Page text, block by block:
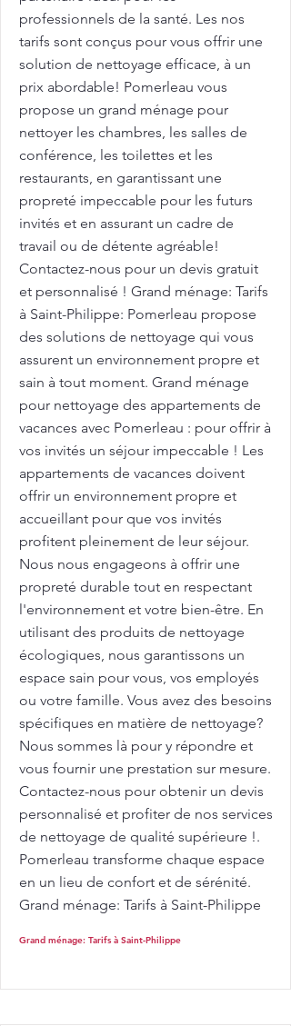
professionnels de la santé. Les nos
tarifs sont conçus pour vous offrir une
solution de nettoyage efficace, à un
prix abordable! Pomerleau vous
propose un grand ménage pour
nettoyer les chambres, les salles de
conférence, les toilettes et les
restaurants, en garantissant une
propreté impeccable pour les futurs
invités et en assurant un cadre de
travail ou de détente agréable!
Contactez-nous pour un devis gratuit
et personnalisé ! Grand ménage: Tarifs
à Saint-Philippe: Pomerleau propose
des solutions de nettoyage qui vous
assurent un environnement propre et
sain à tout moment. Grand ménage
pour nettoyage des appartements de
vacances avec Pomerleau : pour offrir à
vos invités un séjour impeccable ! Les
appartements de vacances doivent
offrir un environnement propre et
accueillant pour que vos invités
profitent pleinement de leur séjour.
Nous nous engageons à offrir une
propreté durable tout en respectant
l'environnement et votre bien-être. En
utilisant des produits de nettoyage
écologiques, nous garantissons un
espace sain pour vous, vos employés
ou votre famille. Vous avez des besoins
spécifiques en matière de nettoyage?
Nous sommes là pour y répondre et
vous fournir une prestation sur mesure.
Contactez-nous pour obtenir un devis
personnalisé et profiter de nos services
de nettoyage de qualité supérieure !.
Pomerleau transforme chaque espace
en un lieu de confort et de sérénité.
Grand ménage: Tarifs à Saint-Philippe
Grand ménage: Tarifs à Saint-Philippe